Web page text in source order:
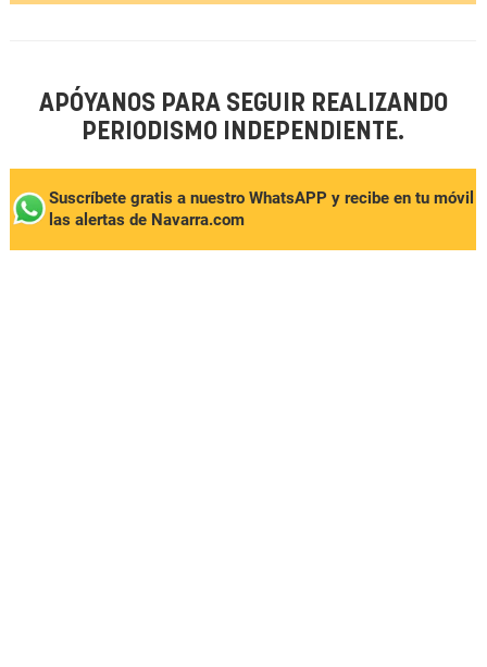
APÓYANOS PARA SEGUIR REALIZANDO
PERIODISMO INDEPENDIENTE.
Suscríbete gratis a nuestro WhatsAPP y recibe en tu móvil
las alertas de Navarra.com